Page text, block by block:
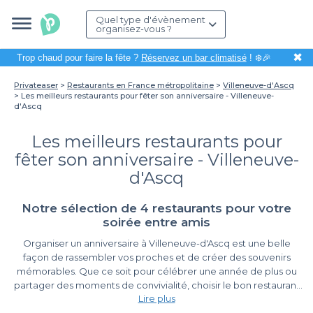
Quel type d'évènement
organisez-vous ?
Trop chaud pour faire la fête ? Réservez un bar climatisé! ❄️🎉 ✖
Privateaser Restaurants en France métropolitaine
Villeneuve-d'Ascq
Les meilleurs restaurants pour fêter son anniversaire - Villeneuve-
d'Ascq
Les meilleurs restaurants pour
fêter son anniversaire - Villeneuve-
d'Ascq
Notre sélection de 4 restaurants pour votre
soirée entre amis
Organiser un anniversaire à Villeneuve-d'Ascq est une belle
façon de rassembler vos proches et de créer des souvenirs
mémorables. Que ce soit pour célébrer une année de plus ou
partager des moments de convivialité, choisir le bon restaurant
est essentiel. C'est ici que Privateaser intervient pour vous
Lire plus